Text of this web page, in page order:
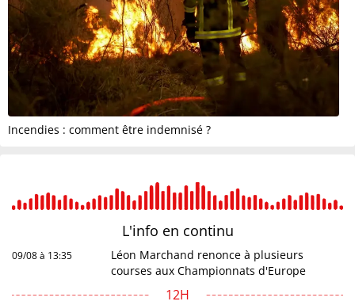
Incendies : comment être indemnisé ?
L'info en continu
09/08 à 13:35
Léon Marchand renonce à plusieurs
courses aux Championnats d'Europe
12H